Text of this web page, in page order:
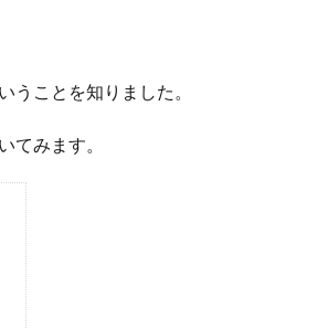
うことを知りました。
てみます。